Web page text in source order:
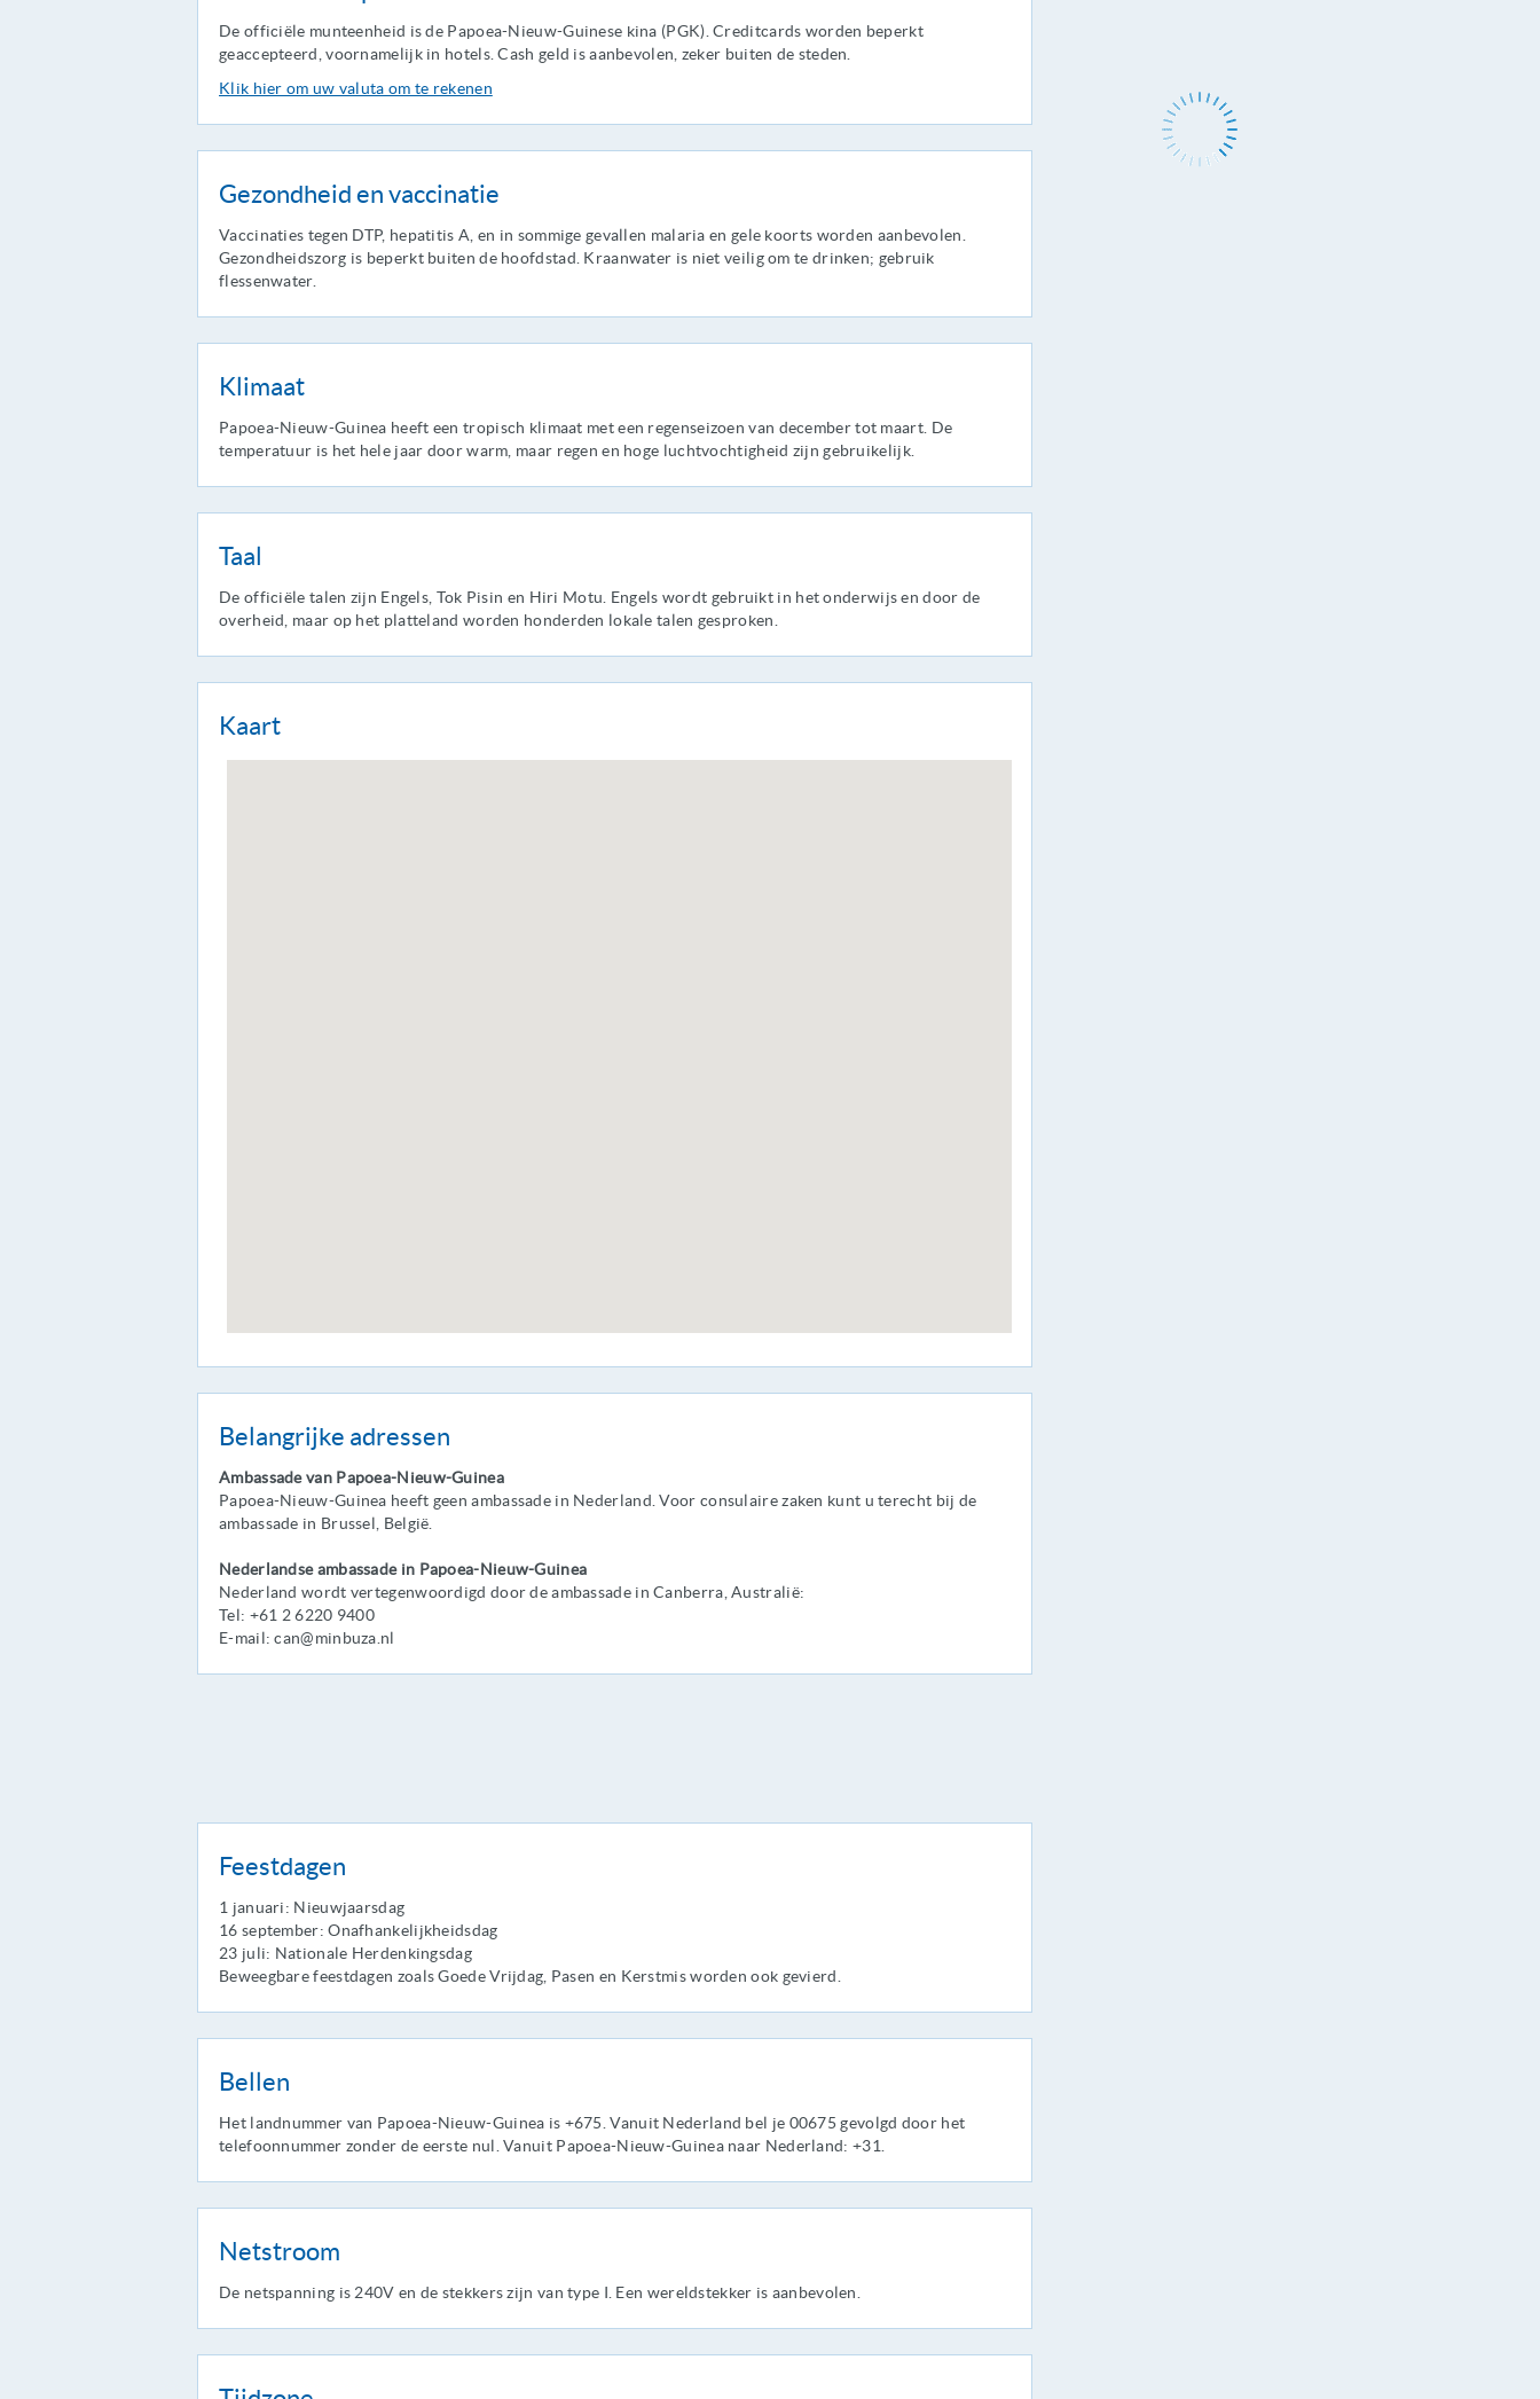
De officiële munteenheid is de Papoea-Nieuw-Guinese kina (PGK). Creditcards worden beperkt
geaccepteerd, voornamelijk in hotels. Cash geld is aanbevolen, zeker buiten de steden.
Klik hier om uw valuta om te rekenen
Gezondheid en vaccinatie
Vaccinaties tegen DTP, hepatitis A, en in sommige gevallen malaria en gele koorts worden aanbevolen.
Gezondheidszorg is beperkt buiten de hoofdstad. Kraanwater is niet veilig om te drinken; gebruik
flessenwater.
Klimaat
Papoea-Nieuw-Guinea heeft een tropisch klimaat met een regenseizoen van december tot maart. De
temperatuur is het hele jaar door warm, maar regen en hoge luchtvochtigheid zijn gebruikelijk.
Taal
De officiële talen zijn Engels, Tok Pisin en Hiri Motu. Engels wordt gebruikt in het onderwijs en door de
overheid, maar op het platteland worden honderden lokale talen gesproken.
Kaart
Belangrijke adressen
Ambassade van Papoea-Nieuw-Guinea
Papoea-Nieuw-Guinea heeft geen ambassade in Nederland. Voor consulaire zaken kunt u terecht bij de
ambassade in Brussel, België.
Nederlandse ambassade in Papoea-Nieuw-Guinea
Nederland wordt vertegenwoordigd door de ambassade in Canberra, Australië:
Tel: +61 2 6220 9400
E-mail: can@minbuza.nl
Feestdagen
1 januari: Nieuwjaarsdag
16 september: Onafhankelijkheidsdag
23 juli: Nationale Herdenkingsdag
Beweegbare feestdagen zoals Goede Vrijdag, Pasen en Kerstmis worden ook gevierd.
Bellen
Het landnummer van Papoea-Nieuw-Guinea is +675. Vanuit Nederland bel je 00675 gevolgd door het
telefoonnummer zonder de eerste nul. Vanuit Papoea-Nieuw-Guinea naar Nederland: +31.
Netstroom
De netspanning is 240V en de stekkers zijn van type I. Een wereldstekker is aanbevolen.